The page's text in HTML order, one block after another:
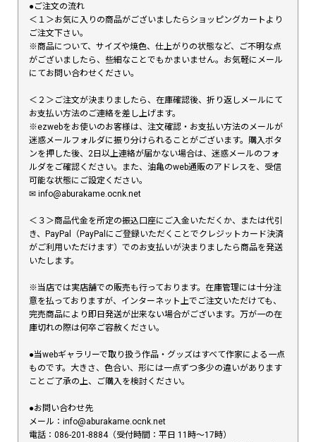
●ご注文の流れ
＜１＞お気に入りの商品がございましたらショッピングカートより
ご注文下さい。
※商品について、サイズや焼色、仕上がりの状態など、ご不明な点
がございましたら、些細なことでもかまいません。お気軽にメール
にてお問い合わせください。
＜２＞ご注文が決まりましたら、在庫確認後、折り返しメールにて
お支払い方法のご連絡を差し上げます。
※ezwebをお使いのお客様は、注文確認・お支払い方法のメールが
迷惑メールフォルダに振り分けられることがございます。購入ボタ
ンを押した後、2日以上連絡が届かない場合は、迷惑メールのフォ
ルダをご確認ください。また、油亀のweb通販のアドレスを、受信
可能な状態にご設定ください。
✉︎ info@aburakame.ocnk.net
＜３＞商品代金を所定の振込口座にご入金いただくか、または代引
き、PayPal（PayPalにご登録いただくことでクレジットカード決済
がご利用いただけます）でのお支払いが決まりましたら商品を発送
いたします。
※当店では実店舗での販売も行っております。在庫管理には十分注
意を払っておりますが、インターネット上でご注文いただけても、
完売商品により即日発送が出来ない場合がございます。万が一の在
庫切れの際は何卒ご容赦ください。
●当webギャラリーで取り扱う作品・グッズはすべて作家による一点
ものです。大きさ、色合い、形には一点ずつ多少の違いがあります
ことご了承の上、ご購入を検討ください。
●お問い合わせ先
メール：info@aburakame.ocnk.net
電話：086-201-8884（受付時間：平日 11時〜17時）